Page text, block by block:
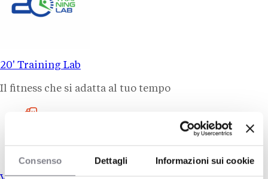
Consenso Dettagli Informazioni sui cookie
20' Training Lab
Il fitness che si adatta al tuo tempo
Capitale proprio: 35.000 €